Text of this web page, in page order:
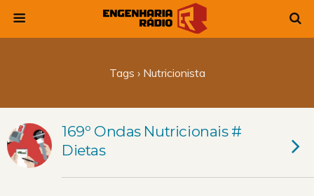
Tags › Nutricionista
169º Ondas Nutricionais #
Dietas